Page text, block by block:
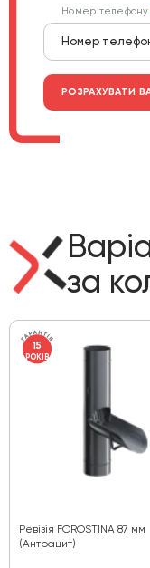
Номер телефону
РОЗРАХУВАТИ
за
15
РОКІВ
Ревізія FOROSTINA 87 мм
(Антрацит)